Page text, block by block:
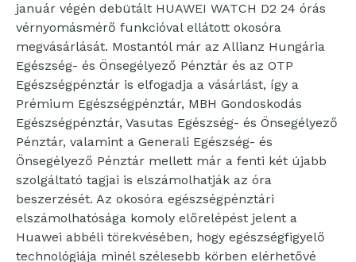
január végén debütált HUAWEI WATCH D2 24 órás
vérnyomásmérő funkcióval ellátott okosóra
megvásárlását. Mostantól már az Allianz Hungária
Egészség- és Önsegélyező Pénztár és az OTP
Egészségpénztár is elfogadja a vásárlást, így a
Prémium Egészségpénztár, MBH Gondoskodás
Egészségpénztár, Vasutas Egészség- és Önsegélyező
Pénztár, valamint a Generali Egészség- és
Önsegélyező Pénztár mellett már a fenti két újabb
szolgáltató tagjai is elszámolhatják az óra
beszerzését. Az okosóra egészségpénztári
elszámolhatósága komoly előrelépést jelent a
Huawei abbéli törekvésében, hogy egészségfigyelő
technológiája minél szélesebb körben elérhetővé